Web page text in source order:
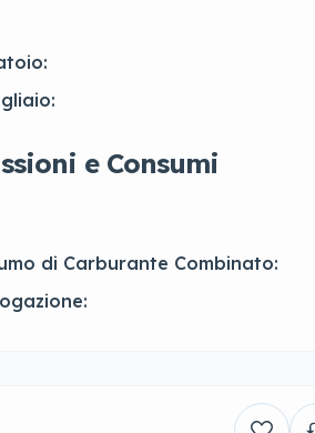
e Consumi
di Carburante Combinato: